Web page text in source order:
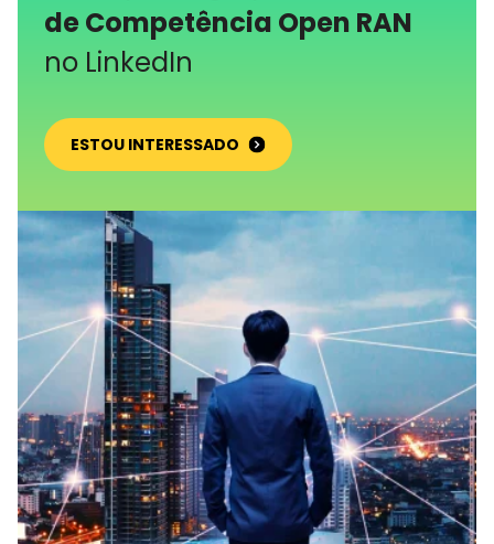
de Competência Open RAN
no LinkedIn
ESTOU INTERESSADO